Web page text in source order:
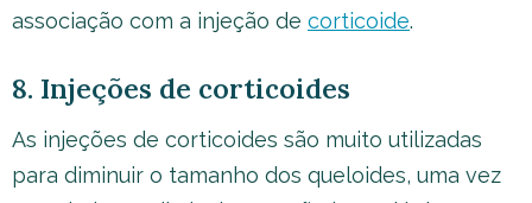
associação com a injeção de corticoide.
8. Injeções de corticoides
As injeções de corticoides são muito utilizadas
para diminuir o tamanho dos queloides, uma vez